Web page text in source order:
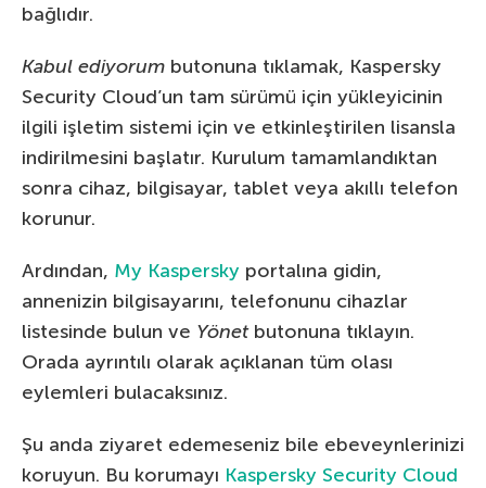
bağlıdır.
Kabul ediyorum butonuna tıklamak, Kaspersky
Security Cloud’un tam sürümü için yükleyicinin
ilgili işletim sistemi için ve etkinleştirilen lisansla
indirilmesini başlatır. Kurulum tamamlandıktan
sonra cihaz, bilgisayar, tablet veya akıllı telefon
korunur.
Ardından, My Kaspersky portalına gidin,
annenizin bilgisayarını, telefonunu cihazlar
listesinde bulun ve Yönetbutonuna tıklayın.
Orada ayrıntılı olarak açıklanan tüm olası
eylemleri bulacaksınız.
Şu anda ziyaret edemeseniz bile ebeveynlerinizi
koruyun. Bu korumayı Kaspersky Security Cloud